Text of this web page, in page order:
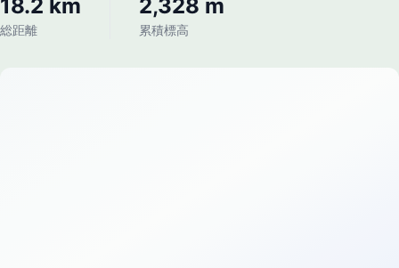
18.2 km
総距離
2,328 m
累積標高